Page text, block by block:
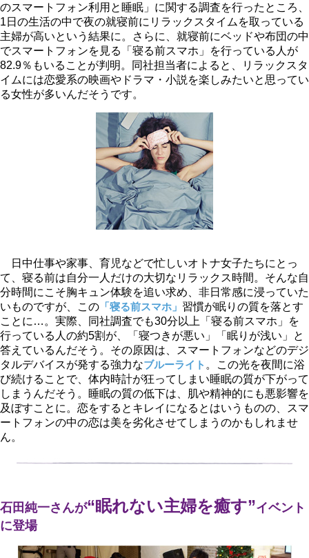
のスマートフォン利用と睡眠」に関する調査を行ったところ、
1日の生活の中で夜の就寝前にリラックスタイムを取っている
主婦が高いという結果に。さらに、就寝前にベッドや布団の中
でスマートフォンを見る「寝る前スマホ」を行っている人が
82.9％もいることが判明。同社担当者によると、リラックスタ
イムには恋愛系の映画やドラマ・小説を楽しみたいと思ってい
る女性が多いんだそうです。
日中仕事や家事、育児などで忙しいオトナ女子たちにとっ
て、寝る前は自分一人だけの大切なリラックス時間。そんな自
分時間にこそ胸キュン体験を追い求め、非日常感に浸っていた
いものですが、この 「寝る前スマホ」 習慣が眠りの質を落とす
ことに…。実際、同社調査でも30分以上「寝る前スマホ」を
行っている人の約5割が、「寝つきが悪い」「眠りが浅い」と
答えているんだそう。その原因は、スマートフォンなどのデジ
タルデバイスが発する強力なブルーライト 。この光を夜間に浴
び続けることで、体内時計が狂ってしまい睡眠の質が下がって
しまうんだそう。睡眠の質の低下は、肌や精神的にも悪影響を
及ぼすことに。恋をするとキレイになるとはいうものの、スマ
ートフォンの中の恋は美を劣化させてしまうのかもしれませ
ん。
石田純一さんが“眠れない主婦を癒す”イベント
に登場